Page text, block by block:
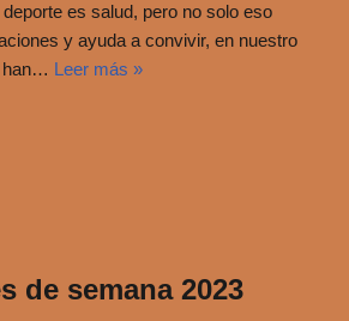
es salud, pero no solo eso
y ayuda a convivir, en nuestro
han… Leer más »
de semana 2023